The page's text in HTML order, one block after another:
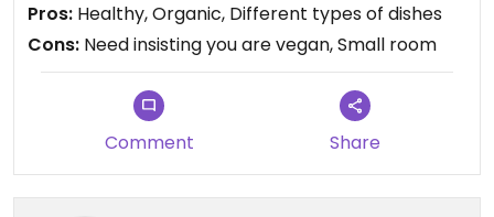
Be careful to really insist that you are vegan, as we
were initially served dairy chantilly on our desserts.
Waitress apologised sincerely but it happened
Pros: Healthy, Organic, Different types of dishes
Cons: Need insisting you are vegan, Small room
Comment Share